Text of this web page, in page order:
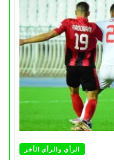
الرأي والرأي الأخر